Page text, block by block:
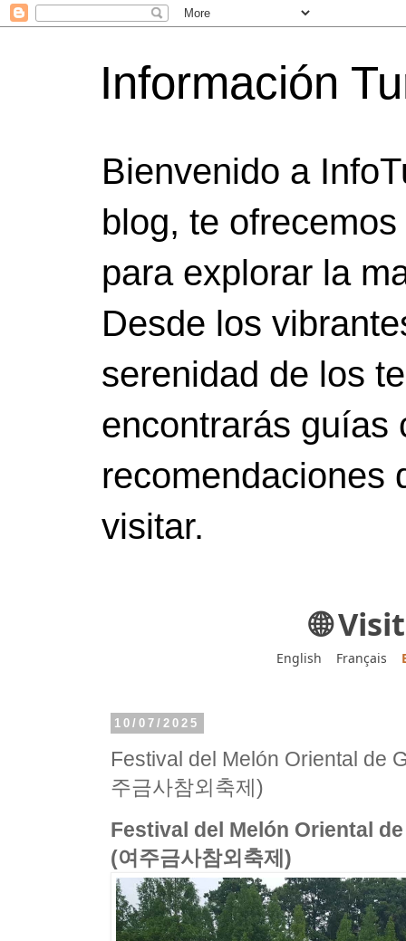
Información
Bienvenido a
blog, te
para explorar la
Desde los
serenidad de los
encontrarás guías
recomendaciones
visitar.
🌐
English Français
10/07/2025
Festival del Melón Oriental de
주금사참외축제)
Festival del Melón Oriental
(여주금사참외축제)